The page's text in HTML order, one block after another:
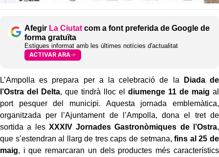
Afegir La Ciutat com a font preferida de Google de
forma gratuïta
Estigues informat amb les últimes notícies d'actualitat
ACTIVAR ARA
L’Ampolla es prepara per a la celebració de la
Diada de
l’Ostra del Delta, que tindrà lloc el diumenge 11 de maig al
port pesquer del municipi. Aquesta jornada emblemàtica,
organitzada per l’Ajuntament de l’Ampolla, dona el tret de
sortida a les XXXIV Jornades Gastronòmiques de l’Ostra,
que s’estendran al llarg de tres caps de setmana, fins al 25 de
maig, i que remarcaran un dels productes més característics